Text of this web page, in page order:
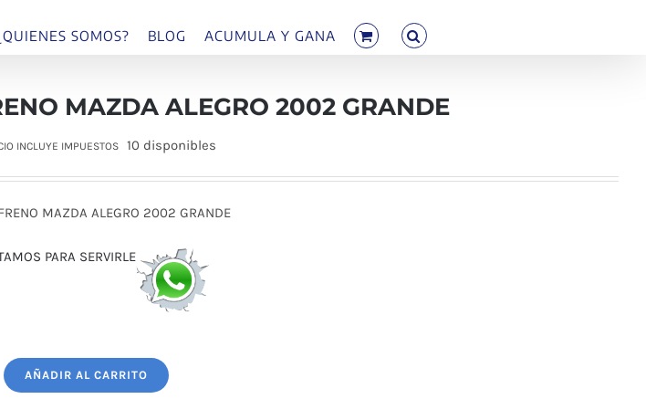
SOMOS? BLOG ACUMULA Y GANA
MAZDA ALEGRO 2002 GRANDE
INCLUYE IMPUESTOS 10 disponibles
MAZDA ALEGRO 2002 GRANDE
PARA SERVIRLE
AÑADIR AL CARRITO